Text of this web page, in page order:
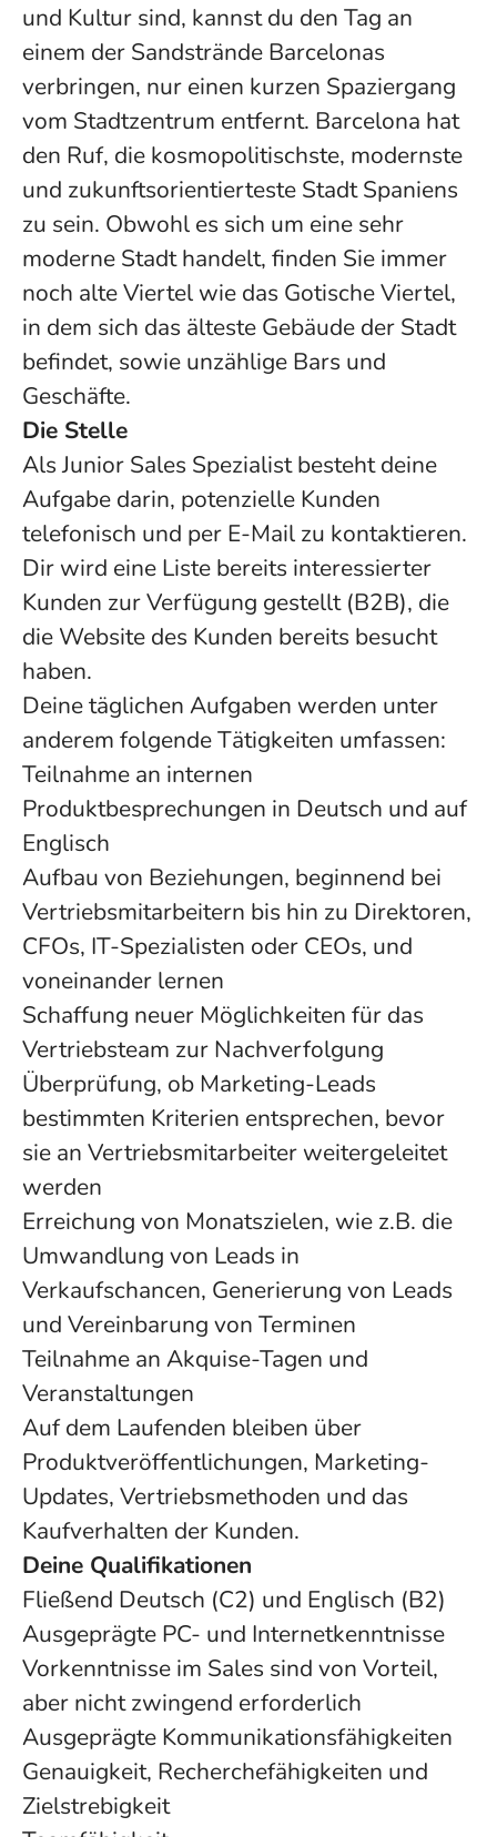
und Kultur sind, kannst du den Tag an
einem der Sandstrände Barcelonas
verbringen, nur einen kurzen Spaziergang
vom Stadtzentrum entfernt. Barcelona hat
den Ruf, die kosmopolitischste, modernste
und zukunftsorientierteste Stadt Spaniens
zu sein. Obwohl es sich um eine sehr
moderne Stadt handelt, finden Sie immer
noch alte Viertel wie das Gotische Viertel,
in dem sich das älteste Gebäude der Stadt
befindet, sowie unzählige Bars und
Geschäfte.
Die Stelle
Als Junior Sales Spezialist besteht deine
Aufgabe darin, potenzielle Kunden
telefonisch und per E-Mail zu kontaktieren.
Dir wird eine Liste bereits interessierter
Kunden zur Verfügung gestellt (B2B), die
die Website des Kunden bereits besucht
haben.
Deine täglichen Aufgaben werden unter
anderem folgende Tätigkeiten umfassen:
Teilnahme an internen
Produktbesprechungen in Deutsch und auf
Englisch
Aufbau von Beziehungen, beginnend bei
Vertriebsmitarbeitern bis hin zu Direktoren,
CFOs, IT-Spezialisten oder CEOs, und
voneinander lernen
Schaffung neuer Möglichkeiten für das
Vertriebsteam zur Nachverfolgung
Überprüfung, ob Marketing-Leads
bestimmten Kriterien entsprechen, bevor
sie an Vertriebsmitarbeiter weitergeleitet
werden
Erreichung von Monatszielen, wie z.B. die
Umwandlung von Leads in
Verkaufschancen, Generierung von Leads
und Vereinbarung von Terminen
Teilnahme an Akquise-Tagen und
Veranstaltungen
Auf dem Laufenden bleiben über
Produktveröffentlichungen, Marketing-
Updates, Vertriebsmethoden und das
Kaufverhalten der Kunden.
Deine Qualifikationen
Fließend Deutsch (C2) und Englisch (B2)
Ausgeprägte PC- und Internetkenntnisse
Vorkenntnisse im Sales sind von Vorteil,
aber nicht zwingend erforderlich
Ausgeprägte Kommunikationsfähigkeiten
Genauigkeit, Recherchefähigkeiten und
Zielstrebigkeit